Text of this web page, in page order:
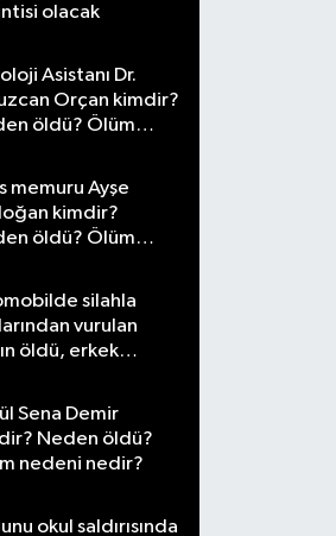
olacak
Asistanı Dr.
Orçan kimdir?
öldü? Ölüm
memuru Ayşe
kimdir?
öldü? Ölüm
silahla
vurulan
öldü, erkek
Sena Demir
Neden öldü?
nedeni nedir?
okul saldırısında